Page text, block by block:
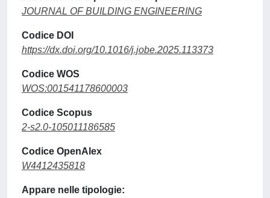
JOURNAL OF BUILDING ENGINEERING
Codice DOI
https://dx.doi.org/10.1016/j.jobe.2025.113373
Codice WOS
WOS:001541178600003
Codice Scopus
2-s2.0-105011186585
Codice OpenAlex
W4412435818
Appare nelle tipologie: